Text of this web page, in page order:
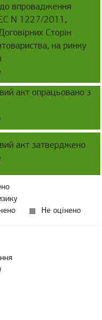
впровадження
N 1227/2011,
Сторін
на ринку
акт опрацьовано з
акт затверджено
Не оцінено